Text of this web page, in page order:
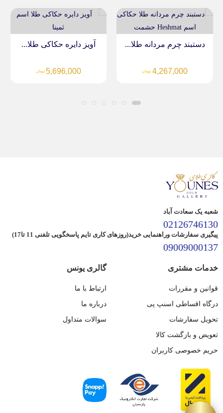
دستبند چرم مردانه طلا...
4,267,000 تومان
آویز دایره حکاکی طلا...
5,696,000 تومان
شعبه یک سعادت آباد
02126746130
پیگیری سفارشات وراهنمایی خرید(روزهای کاری تایم پاسخگویی تلفنی 11 تا17)
09009000137
خدمات مشتری
قوانین و مقررات
درگاه اقساطی اسنپ پی
تحویل سفارشات
تعویض و بازگشت کالا
حریم خصوصی کاربران
گالری یونس
ارتباط با ما
درباره ما
سوالات متداول